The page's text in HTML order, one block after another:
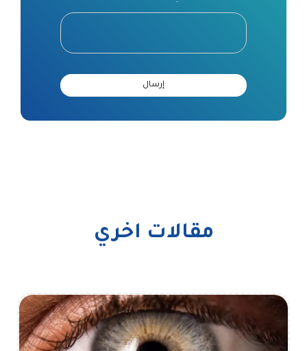
مقالات اخري